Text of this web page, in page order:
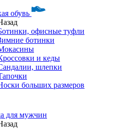
обувь
офисные туфли
ботинки
и кеды
шлепки
больших размеров
для мужчин